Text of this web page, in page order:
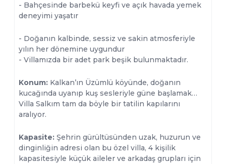
- Bahçesinde barbekü keyfi ve açık havada yemek
deneyimi yaşatır
- Doğanın kalbinde, sessiz ve sakin atmosferiyle
yılın her dönemine uygundur
- Villamızda bir adet park beşik bulunmaktadır.
Konum: Kalkan’ın Üzümlü köyünde, doğanın
kucağında uyanıp kuş sesleriyle güne başlamak…
Villa Salkım tam da böyle bir tatilin kapılarını
aralıyor.
Kapasite: Şehrin gürültüsünden uzak, huzurun ve
dinginliğin adresi olan bu özel villa, 4 kişilik
kapasitesiyle küçük aileler ve arkadaş grupları için